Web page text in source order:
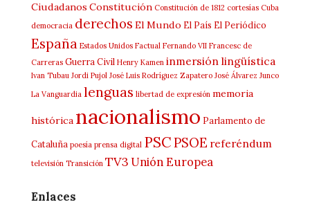
Ciudadanos Constitución Constitución de 1812 cortesías Cuba
democracia derechos El Mundo El País El Periódico
España Estados Unidos Factual Fernando VII Francesc de
Carreras Guerra Civil Henry Kamen inmersión lingüística
Ivan Tubau Jordi Pujol José Luis Rodríguez Zapatero José Álvarez Junco
La Vanguardia lenguas libertad de expresión memoria
histórica nacionalismo Parlamento de
Cataluña poesía prensa digital PSCPSOE referéndum
televisión Transición TV3Unión Europea
Enlaces